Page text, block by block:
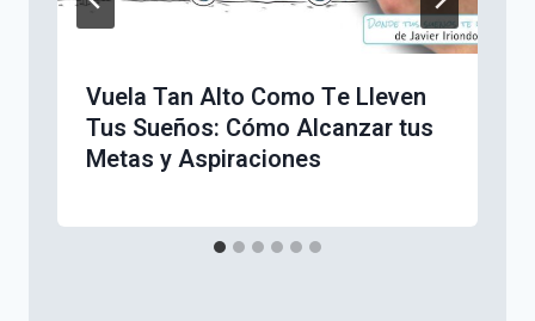
Vuela Tan Alto Como Te Lleven
Tus Sueños: Cómo Alcanzar tus
Metas y Aspiraciones